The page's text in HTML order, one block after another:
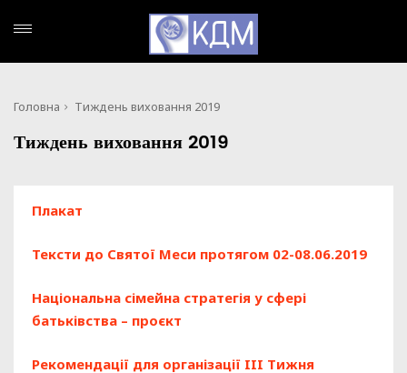
Головна Тиждень виховання 2019
Тиждень виховання 2019
Плакат
Тексти до Святої Меси протягом 02-08.06.2019
Національна сімейна стратегія у сфері
батьківства – проєкт
Рекомендації для організації III Тижня